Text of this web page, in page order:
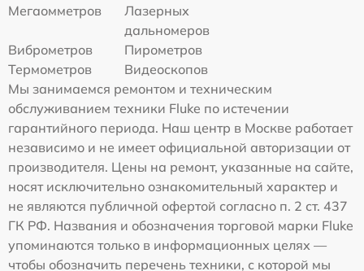
Мегаомметров
Лазерных
дальномеров
Виброметров
Пирометров
Термометров
Видеоскопов
Мы занимаемся ремонтом и техническим
обслуживанием техники Fluke по истечении
гарантийного периода. Наш центр в Москве работает
независимо и не имеет официальной авторизации от
производителя. Цены на ремонт, указанные на сайте,
носят исключительно ознакомительный характер и
не являются публичной офертой согласно п. 2 ст. 437
ГК РФ. Названия и обозначения торговой марки Fluke
упоминаются только в информационных целях —
чтобы обозначить перечень техники, с которой мы